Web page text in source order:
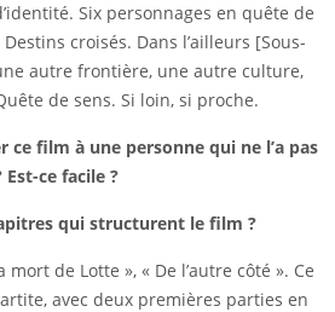
Six personnages en quête de
croisés. Dans l’ailleurs [Sous-
autre frontière, une autre culture,
de sens. Si loin, si proche.
ce film à une personne qui ne l’a pas
ce facile ?
qui structurent le film ?
mort de Lotte », « De l’autre côté ». Ce
avec deux premières parties en